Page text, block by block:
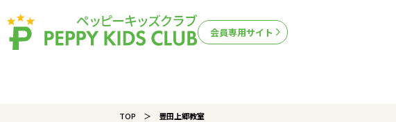
会員専用サイト
TOP 豊田上郷教室